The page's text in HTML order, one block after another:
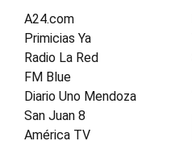
A24.com
Primicias Ya
Radio La Red
FM Blue
Diario Uno Mendoza
San Juan 8
América TV